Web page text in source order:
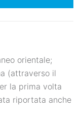
orientale;
(attraverso il
la prima volta
riportata anche